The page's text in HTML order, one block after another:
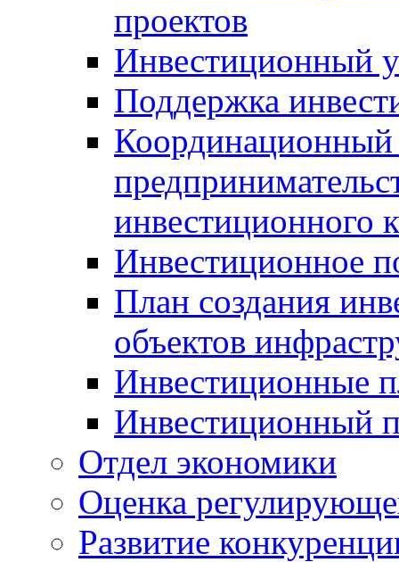
проектов
Инвестиционный
Поддержка
Координационный
инвестиционного
Инвестиционное
План создания
объектов
Инвестиционные
Инвестиционный
Отдел экономики
Оценка
Развитие